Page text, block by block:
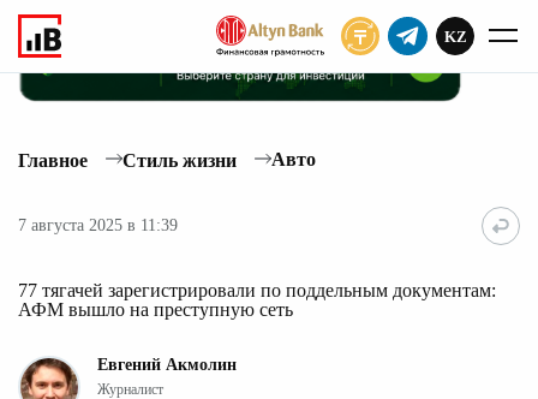
KZ
Главное Стиль жизни Авто
7 августа 2025 в 11:39
77 тягачей зарегистрировали по поддельным документам:
АФМ вышло на преступную сеть
Евгений Акмолин
Журналист